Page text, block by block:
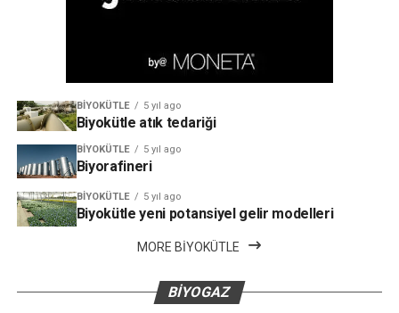
BIYOKÜTLE 5 yıl ago
Biyokütle atık tedariği
BIYOKÜTLE 5 yıl ago
Biyorafineri
BIYOKÜTLE 5 yıl ago
Biyokütle yeni potansiyel gelir modelleri
MORE BIYOKÜTLE
BIYOGAZ